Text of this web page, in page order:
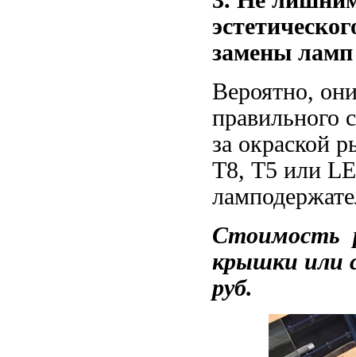
замены ламп
Вероятно,
правильного
за окраской
Т8, Т5 или
Стоимость
крышки или
руб.